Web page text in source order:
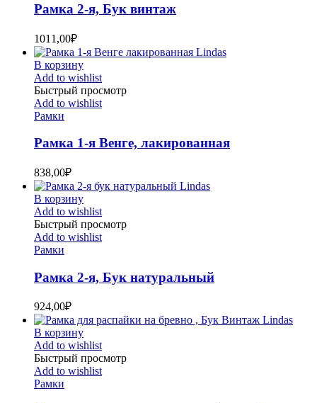
Рамка 2-я, Бук винтаж
1011,00₽
В корзину
Add to wishlist
Быстрый просмотр
Add to wishlist
Рамки
Рамка 1-я Венге, лакированная
838,00₽
В корзину
Add to wishlist
Быстрый просмотр
Add to wishlist
Рамки
Рамка 2-я, Бук натуральный
924,00₽
В корзину
Add to wishlist
Быстрый просмотр
Add to wishlist
Рамки